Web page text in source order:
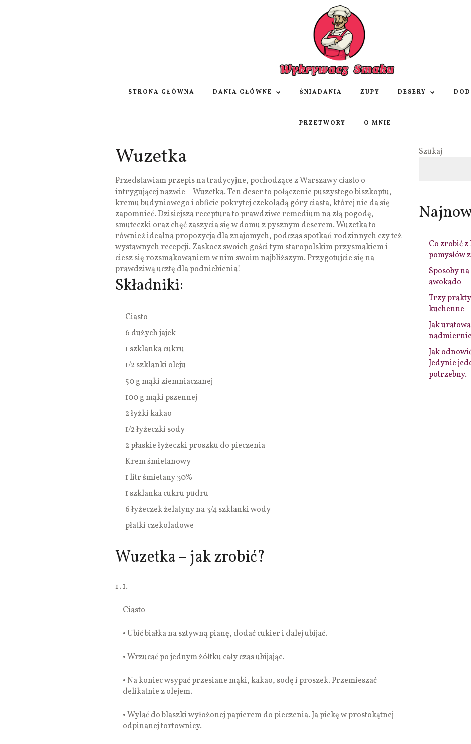
STRONA GŁÓWNA DANIA GŁÓWNE ŚNIADANIA ZUPY DESERY
PRZETWORY O MNIE
Wuzetka
Przedstawiam przepis na tradycyjne, pochodzące z Warszawy ciasto o
intrygującej nazwie – Wuzetka. Ten deser to połączenie puszystego biszkoptu,
kremu budyniowego i obficie pokrytej czekoladą góry ciasta, której nie da się
zapomnieć. Dzisiejsza receptura to prawdziwe remedium na złą pogodę,
smuteczki oraz chęć zaszycia się w domu z pysznym deserem. Wuzetka to
również idealna propozycja dla znajomych, podczas spotkań rodzinnych czy też
wystawnych recepcji. Zaskocz swoich gości tym staropolskim przysmakiem i
ciesz się rozsmakowaniem w nim swoim najbliższym. Przygotujcie się na
prawdziwą ucztę dla podniebienia!
Składniki:
Ciasto
6 dużych jajek
1 szklanka cukru
1/2 szklanki oleju
50 g mąki ziemniaczanej
100 g mąki pszennej
2 łyżki kakao
1/2 łyżeczki sody
2 płaskie łyżeczki proszku do pieczenia
Krem śmietanowy
1 litr śmietany 30%
1 szklanka cukru pudru
6 łyżeczek żelatyny na 3/4 szklanki wody
płatki czekoladowe
Wuzetka – jak zrobić?
1.
Ciasto
• Ubić białka na sztywną pianę, dodać cukier i dalej ubijać.
• Wrzucać po jednym żółtku cały czas ubijając.
• Na koniec wsypać przesiane mąki, kakao, sodę i proszek. Przemieszać
delikatnie z olejem.
• Wylać do blaszki wyłożonej papierem do pieczenia. Ja piekę w prostokątnej
odpinanej tortownicy.
Szukaj
Co zrobić
pomysłów
Sposoby
awokado
Trzy
kuchenne
Jak
nadmiernie
Jak
Jedynie
potrzebny.